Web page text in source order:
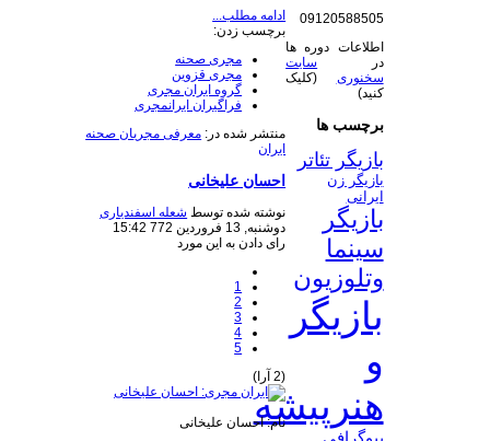
ادامه مطلب...
برچسب زدن:
مجری صحنه
مجری قزوین
گروه ایران مجری
فراگیران ایرانمجری
منتشر شده در: معرفی مجریان صحنه
ایران
احسان علیخانی
نوشته شده توسط شعله اسفندیاری
دوشنبه, 13 فروردين 772 15:42
رای دادن به این مورد
1
2
3
4
5
(2 آرا)
نام: احسان علیخانی
09120588505
اطلاعات دوره ها
در سایت
سخنوری (کلیک
کنید)
برچسب ها
بازیگر تئاتر
بازیگر زن
ایرانی
بازیگر
سینما
وتلوزیون
بازیگر
و
هنرپیشه